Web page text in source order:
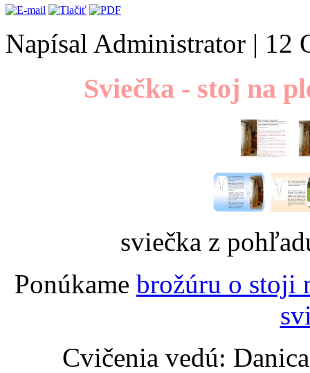
Napísal Administrator | 12
Sviečka - stoj na
sviečka z
Ponúkame brožúru o stoji
Cvičenia vedú: